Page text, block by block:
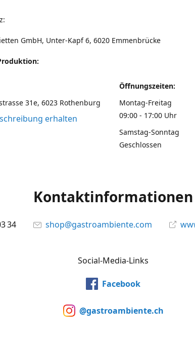
GmbH, Unter-Kapf 6, 6020 Emmenbrücke
31e, 6023 Rothenburg
erhalten
Öffnungszeiten:
Montag-Freitag
09:00 - 17:00 Uhr
Samstag-Sonntag
Geschlossen
Kontaktinformationen
34 shop@gastroambiente.com
Social-Media-Links
Facebook
@gastroambiente.ch